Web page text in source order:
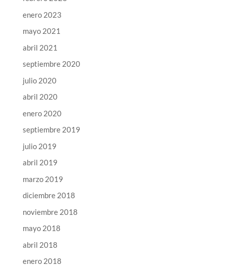
enero 2023
mayo 2021
abril 2021
septiembre 2020
julio 2020
abril 2020
enero 2020
septiembre 2019
julio 2019
abril 2019
marzo 2019
diciembre 2018
noviembre 2018
mayo 2018
abril 2018
enero 2018